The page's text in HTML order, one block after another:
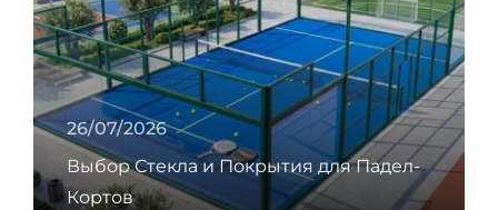
26/07/2026
Выбор Стекла и Покрытия для Падел-
Кортов